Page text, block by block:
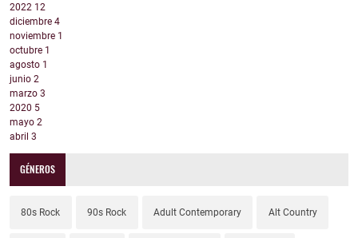
2022 12
diciembre 4
noviembre 1
octubre 1
agosto 1
junio 2
marzo 3
2020 5
mayo 2
abril 3
GÉNEROS
80s Rock 90s Rock Adult Contemporary Alt Country